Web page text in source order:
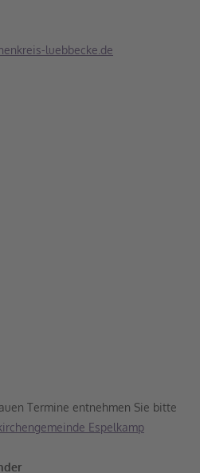
luebbecke.de
Termine entnehmen Sie bitte
Espelkamp